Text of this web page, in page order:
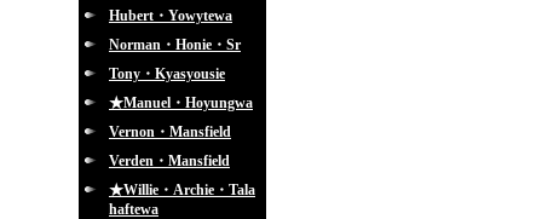
Hubert・Yowytewa
Norman・Honie・Sr
Tony・Kyasyousie
★Manuel・Hoyungwa
Vernon・Mansfield
Verden・Mansfield
★Willie・Archie・Tala
haftewa